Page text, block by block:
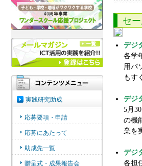
セ
デジ
各学
用パ
もす
デジ
5月
の機
業を
デジ
各担